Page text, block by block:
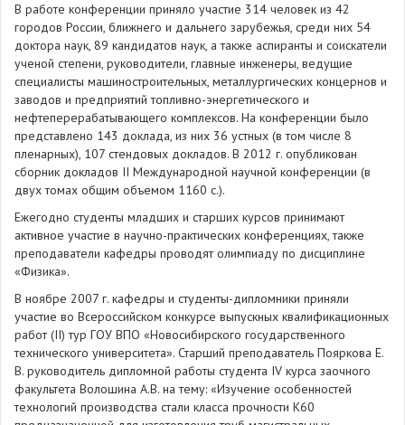
В работе конференции приняло участие 314 человек из 42
городов России, ближнего и дальнего зарубежья, среди них 54
доктора наук, 89 кандидатов наук, а также аспиранты и соискатели
ученой степени, руководители, главные инженеры, ведущие
специалисты машиностроительных, металлургических концернов и
заводов и предприятий топливно-энергетического и
нефтеперерабатывающего комплексов. На конференции было
представлено 143 доклада, из них 36 устных (в том числе 8
пленарных), 107 стендовых докладов. В 2012 г. опубликован
сборник докладов II Международной научной конференции (в
двух томах общим объемом 1160 с.).
Ежегодно студенты младших и старших курсов принимают
активное участие в научно-практических конференциях, также
преподаватели кафедры проводят олимпиаду по дисциплине
«Физика».
В ноябре 2007 г. кафедры и студенты-дипломники приняли
участие во Всероссийском конкурсе выпускных квалификационных
работ (II) тур ГОУ ВПО «Новосибирского государственного
технического университета». Старший преподаватель Пояркова Е.
В. руководитель дипломной работы студента IV курса заочного
факультета Волошина А.В. на тему: «Изучение особенностей
технологий производства стали класса прочности К60